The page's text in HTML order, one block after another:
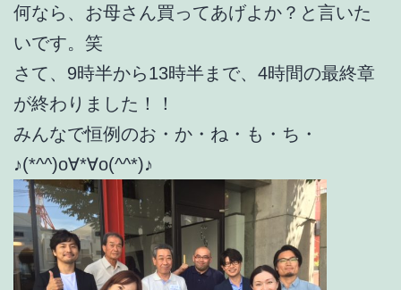
何なら、お母さん買ってあげよか？と言いた
いです。笑
さて、9時半から13時半まで、4時間の最終章
が終わりました！！
みんなで恒例のお・か・ね・も・ち・
♪(*^^)o∀*∀o(^^*)♪